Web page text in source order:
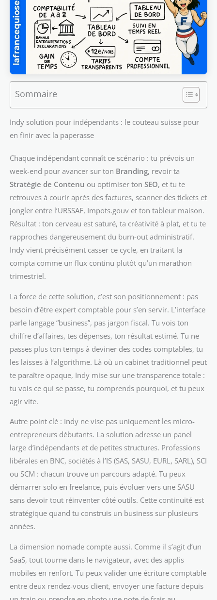
Sommaire
Indy solution pour indépendants : le couteau suisse pour
en finir avec la paperasse
Chaque indépendant connaît ce scénario : tu prévois un
week-end pour avancer sur ton Branding, revoir ta
Stratégie de Contenu ou optimiser ton SEO, et tu te
retrouves à courir après des factures, scanner des tickets et
jongler entre l’URSSAF, Impots.gouv et ton tableur maison.
Résultat : ton cerveau est saturé, ta créativité à plat, et tu te
rapproches dangereusement du burn-out administratif.
Indy vient précisément casser ce cycle, en traitant la
compta comme un flux continu plutôt qu’un marathon
trimestriel.
La force de cette solution, c’est son positionnement : pas
besoin d’être expert comptable pour s’en servir. L’interface
parle langage “business”, pas jargon fiscal. Tu vois ton
chiffre d’affaires, tes dépenses, ton résultat estimé. Tu ne
passes plus ton temps à deviner des codes comptables, tu
les laisses à l’algorithme. Là où un cabinet traditionnel peut
te paraître opaque, Indy mise sur une transparence totale :
tu vois ce qui se passe, tu comprends pourquoi, et tu peux
agir vite.
Autre point clé : Indy ne vise pas uniquement les micro-
entrepreneurs débutants. La solution adresse un panel
large d’indépendants et de petites structures. Professions
libérales en BNC, sociétés à l’IS (SAS, SASU, EURL, SARL), SCI
ou SCM : chacun trouve un parcours adapté. Tu peux
démarrer solo en freelance, puis évoluer vers une SASU
sans devoir tout réinventer côté outils. Cette continuité est
stratégique quand tu construis un business sur plusieurs
années.
La dimension nomade compte aussi. Comme il s’agit d’un
SaaS, tout tourne dans le navigateur, avec des applis
mobiles en renfort. Tu peux valider une écriture comptable
entre deux rendez-vous client, envoyer une facture depuis